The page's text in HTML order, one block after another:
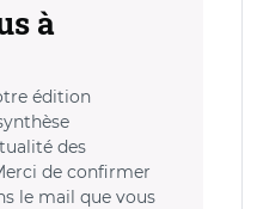
à
édition
des
de confirmer
le mail que vous